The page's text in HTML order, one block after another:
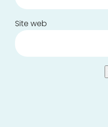
Site web